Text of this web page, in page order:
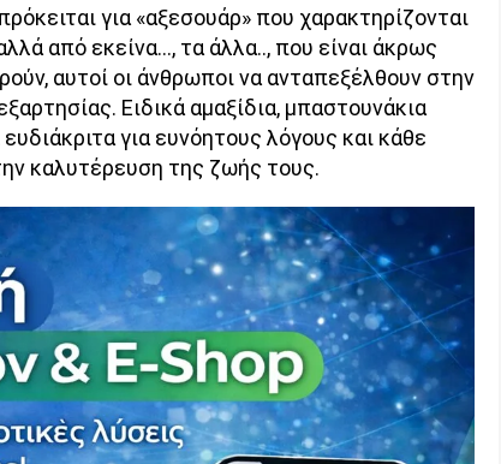
για «αξεσουάρ» που χαρακτηρίζονται
από εκείνα…, τα άλλα.., που είναι άκρως
αυτοί οι άνθρωποι να ανταπεξέλθουν στην
Ειδικά αμαξίδια, μπαστουνάκια
για ευνόητους λόγους και κάθε
καλυτέρευση της ζωής τους.